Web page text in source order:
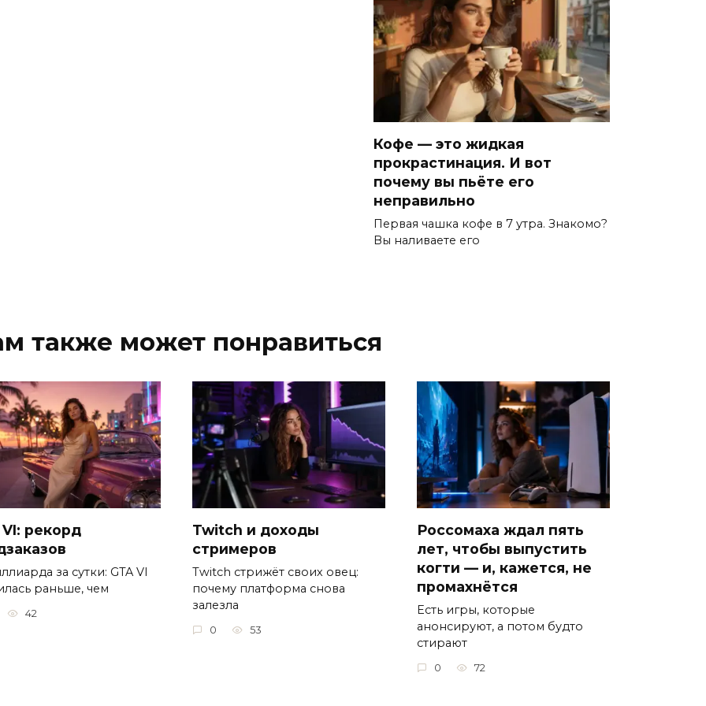
Кофе — это жидкая
прокрастинация. И вот
почему вы пьёте его
неправильно
Первая чашка кофе в 7 утра. Знакомо?
Вы наливаете его
также может понравиться
VI: рекорд
за сутки: GTA VI
раньше, чем
42
Twitch и доходы
стримеров
Twitch стрижёт своих овец:
почему платформа снова
залезла
0 53
Россомаха ждал пять
лет, чтобы выпустить
когти — и, кажется, не
промахнётся
Есть игры, которые
анонсируют, а потом будто
стирают
0 72